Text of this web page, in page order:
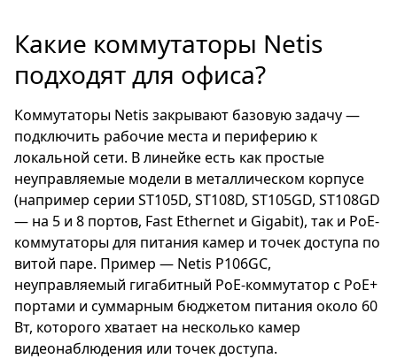
Какие коммутаторы Netis
подходят для офиса?
Коммутаторы Netis закрывают базовую задачу —
подключить рабочие места и периферию к
локальной сети. В линейке есть как простые
неуправляемые модели в металлическом корпусе
(например серии ST105D, ST108D, ST105GD, ST108GD
— на 5 и 8 портов, Fast Ethernet и Gigabit), так и PoE-
коммутаторы для питания камер и точек доступа по
витой паре. Пример — Netis P106GC,
неуправляемый гигабитный PoE-коммутатор с PoE+
портами и суммарным бюджетом питания около 60
Вт, которого хватает на несколько камер
видеонаблюдения или точек доступа.